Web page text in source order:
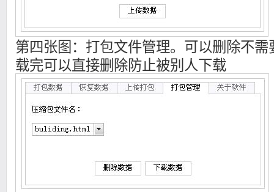
第四张图：打包文件管理。可以删除不
载完可以直接删除防止被别人下载